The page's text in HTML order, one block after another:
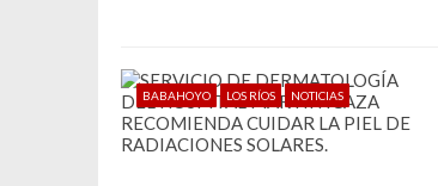
i
ó
BABAHOYO LOS RÍOS NOTICIAS